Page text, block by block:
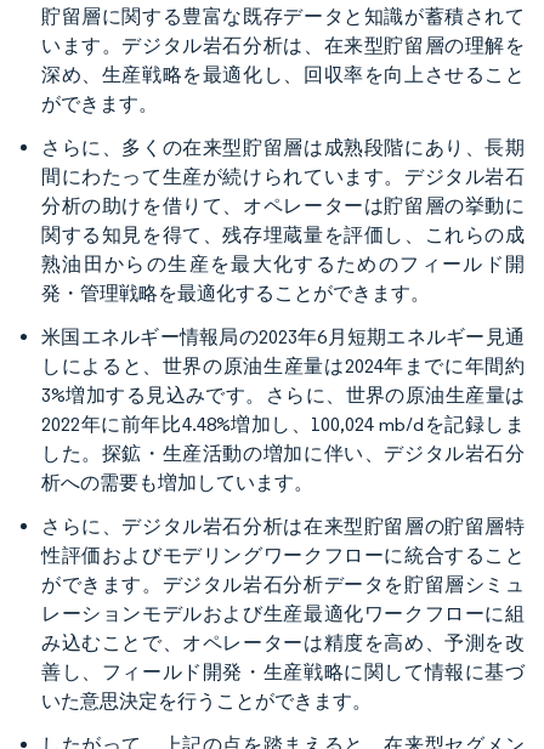
貯留層に関する豊富な既存データと知識が蓄積されて
います。デジタル岩石分析は、在来型貯留層の理解を
深め、生産戦略を最適化し、回収率を向上させること
ができます。
さらに、多くの在来型貯留層は成熟段階にあり、長期
間にわたって生産が続けられています。デジタル岩石
分析の助けを借りて、オペレーターは貯留層の挙動に
関する知見を得て、残存埋蔵量を評価し、これらの成
熟油田からの生産を最大化するためのフィールド開
発・管理戦略を最適化することができます。
米国エネルギー情報局の2023年6月短期エネルギー見通
しによると、世界の原油生産量は2024年までに年間約
3%増加する見込みです。さらに、世界の原油生産量は
2022年に前年比4.48%増加し、100,024 mb/dを記録しま
した。探鉱・生産活動の増加に伴い、デジタル岩石分
析への需要も増加しています。
さらに、デジタル岩石分析は在来型貯留層の貯留層特
性評価およびモデリングワークフローに統合すること
ができます。デジタル岩石分析データを貯留層シミュ
レーションモデルおよび生産最適化ワークフローに組
み込むことで、オペレーターは精度を高め、予測を改
善し、フィールド開発・生産戦略に関して情報に基づ
いた意思決定を行うことができます。